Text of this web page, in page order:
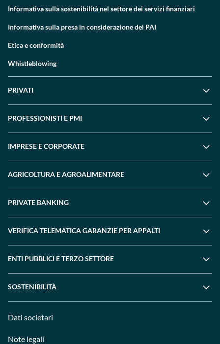
Informativa sulla sostenibilità nel settore dei servizi finanziari
Informativa sulla presa in considerazione dei PAI
Etica e conformità
Whistleblowing
PRIVATI
PROFESSIONISTI E PMI
IMPRESE E CORPORATE
AGRICOLTURA E AGROALIMENTARE
PRIVATE BANKING
VERIFICA TELEMATICA GARANZIE PER APPALTI
ENTI PUBBLICI E TERZO SETTORE
SOSTENIBILITÀ
Dati societari
Note legali